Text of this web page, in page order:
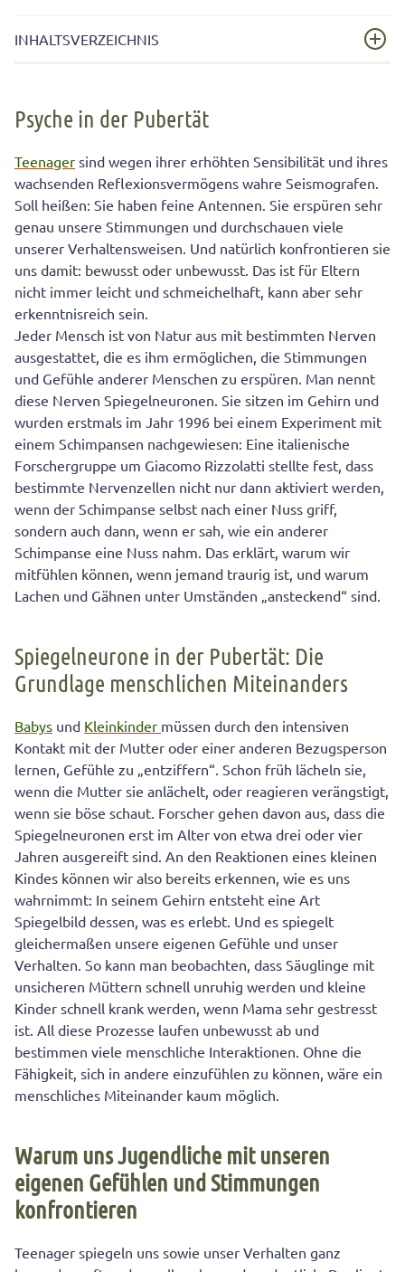
INHALTSVERZEICHNIS
Spiegelneurone in der Pubertät: Die Grundlage
Warum uns Jugendliche mit unseren eigenen Gefühlen
und Stimmungen konfrontieren
Bewusstes und unbewusstes Spiegeln von
Jugendlichen in der Pubertät
Psyche in der Pubertät
Teenager sind wegen ihrer erhöhten Sensibilität und ihres
wachsenden Reflexionsvermögens wahre Seismografen.
Soll heißen: Sie haben feine Antennen. Sie erspüren sehr
genau unsere Stimmungen und durchschauen viele
unserer Verhaltensweisen. Und natürlich konfrontieren sie
uns damit: bewusst oder unbewusst. Das ist für Eltern
nicht immer leicht und schmeichelhaft, kann aber sehr
erkenntnisreich sein.
Jeder Mensch ist von Natur aus mit bestimmten Nerven
ausgestattet, die es ihm ermöglichen, die Stimmungen
und Gefühle anderer Menschen zu erspüren. Man nennt
diese Nerven Spiegelneuronen. Sie sitzen im Gehirn und
wurden erstmals im Jahr 1996 bei einem Experiment mit
einem Schimpansen nachgewiesen: Eine italienische
Forschergruppe um Giacomo Rizzolatti stellte fest, dass
bestimmte Nervenzellen nicht nur dann aktiviert werden,
wenn der Schimpanse selbst nach einer Nuss griff,
sondern auch dann, wenn er sah, wie ein anderer
Schimpanse eine Nuss nahm. Das erklärt, warum wir
mitfühlen können, wenn jemand traurig ist, und warum
Lachen und Gähnen unter Umständen „ansteckend“ sind.
Spiegelneurone in der Pubertät: Die
Grundlage menschlichen Miteinanders
Babys und Kleinkinder müssen durch den intensiven
Kontakt mit der Mutter oder einer anderen Bezugsperson
lernen, Gefühle zu „entziffern“. Schon früh lächeln sie,
wenn die Mutter sie anlächelt, oder reagieren verängstigt,
wenn sie böse schaut. Forscher gehen davon aus, dass die
Spiegelneuronen erst im Alter von etwa drei oder vier
Jahren ausgereift sind. An den Reaktionen eines kleinen
Kindes können wir also bereits erkennen, wie es uns
wahrnimmt: In seinem Gehirn entsteht eine Art
Spiegelbild dessen, was es erlebt. Und es spiegelt
gleichermaßen unsere eigenen Gefühle und unser
Verhalten. So kann man beobachten, dass Säuglinge mit
unsicheren Müttern schnell unruhig werden und kleine
Kinder schnell krank werden, wenn Mama sehr gestresst
ist. All diese Prozesse laufen unbewusst ab und
bestimmen viele menschliche Interaktionen. Ohne die
Fähigkeit, sich in andere einzufühlen zu können, wäre ein
menschliches Miteinander kaum möglich.
Warum uns Jugendliche mit unseren
eigenen Gefühlen und Stimmungen
konfrontieren
Teenager spiegeln uns sowie unser Verhalten ganz